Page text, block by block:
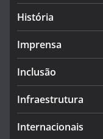
História
Imprensa
Inclusão
Infraestrutura
Internacionais